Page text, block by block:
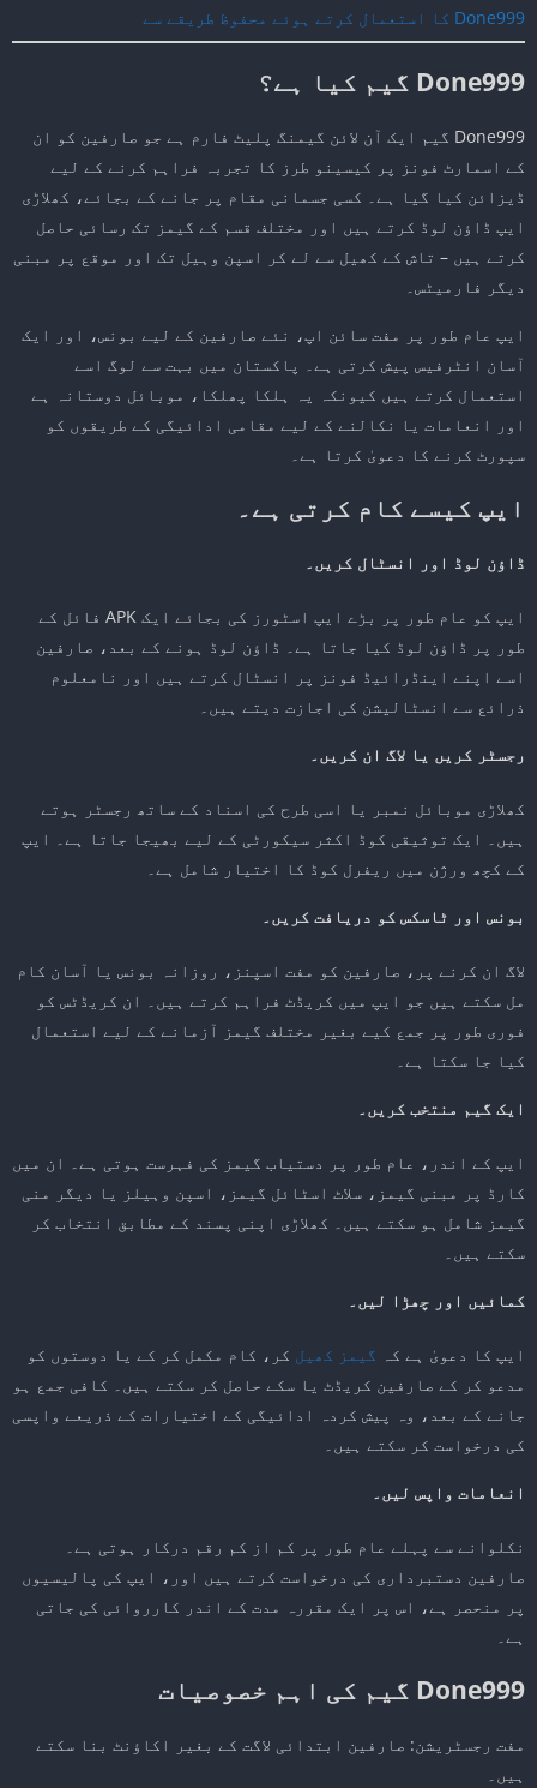
Done999 کا استعمال کرتے ہوئے محفوظ طریقے سے
Done999 گیم کیا ہے؟
Done999 گیم ایک آن لائن گیمنگ پلیٹ فارم ہے جو صارفین کو ان
کے اسمارٹ فونز پر کیسینو طرز کا تجربہ فراہم کرنے کے لیے
ڈیزائن کیا گیا ہے۔ کسی جسمانی مقام پر جانے کے بجائے، کھلاڑی
ایپ ڈاؤن لوڈ کرتے ہیں اور مختلف قسم کے گیمز تک رسائی حاصل
کرتے ہیں – تاش کے کھیل سے لے کر اسپن وہیل تک اور موقع پر مبنی
دیگر فارمیٹس۔
ایپ عام طور پر مفت سائن اپ، نئے صارفین کے لیے بونس، اور ایک
آسان انٹرفیس پیش کرتی ہے۔ پاکستان میں بہت سے لوگ اسے
استعمال کرتے ہیں کیونکہ یہ ہلکا پھلکا، موبائل دوستانہ ہے
اور انعامات یا نکالنے کے لیے مقامی ادائیگی کے طریقوں کو
سپورٹ کرنے کا دعویٰ کرتا ہے۔
ایپ کیسے کام کرتی ہے۔
ڈاؤن لوڈ اور انسٹال کریں۔
ایپ کو عام طور پر بڑے ایپ اسٹورز کی بجائے ایک APK فائل کے
طور پر ڈاؤن لوڈ کیا جاتا ہے۔ ڈاؤن لوڈ ہونے کے بعد، صارفین
اسے اپنے اینڈرائیڈ فونز پر انسٹال کرتے ہیں اور نامعلوم
ذرائع سے انسٹالیشن کی اجازت دیتے ہیں۔
رجسٹر کریں یا لاگ ان کریں۔
کھلاڑی موبائل نمبر یا اسی طرح کی اسناد کے ساتھ رجسٹر ہوتے
ہیں۔ ایک توثیقی کوڈ اکثر سیکورٹی کے لیے بھیجا جاتا ہے۔ ایپ
کے کچھ ورژن میں ریفرل کوڈ کا اختیار شامل ہے۔
بونس اور ٹاسکس کو دریافت کریں۔
لاگ ان کرنے پر، صارفین کو مفت اسپنز، روزانہ بونس یا آسان کام
مل سکتے ہیں جو ایپ میں کریڈٹ فراہم کرتے ہیں۔ ان کریڈٹس کو
فوری طور پر جمع کیے بغیر مختلف گیمز آزمانے کے لیے استعمال
کیا جا سکتا ہے۔
ایک گیم منتخب کریں۔
ایپ کے اندر، عام طور پر دستیاب گیمز کی فہرست ہوتی ہے۔ ان میں
کارڈ پر مبنی گیمز، سلاٹ اسٹائل گیمز، اسپن وہیلز یا دیگر منی
گیمز شامل ہو سکتے ہیں۔ کھلاڑی اپنی پسند کے مطابق انتخاب کر
سکتے ہیں۔
کمائیں اور چھڑا لیں۔
ایپ کا دعویٰ ہے کہ گیمز کھیل کر، کام مکمل کر کے یا دوستوں کو
مدعو کر کے صارفین کریڈٹ یا سکے حاصل کر سکتے ہیں۔ کافی جمع ہو
جانے کے بعد، وہ پیش کردہ ادائیگی کے اختیارات کے ذریعے واپسی
کی درخواست کر سکتے ہیں۔
انعامات واپس لیں۔
نکلوانے سے پہلے عام طور پر کم از کم رقم درکار ہوتی ہے۔
صارفین دستبرداری کی درخواست کرتے ہیں اور، ایپ کی پالیسیوں
پر منحصر ہے، اس پر ایک مقررہ مدت کے اندر کارروائی کی جاتی
ہے۔
Done999 گیم کی اہم خصوصیات
مفت رجسٹریشن: صارفین ابتدائی لاگت کے بغیر اکاؤنٹ بنا سکتے
ہیں۔